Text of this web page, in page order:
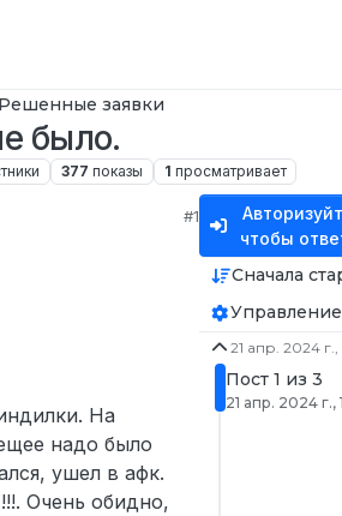
Решенные заявки
было.
377 показы 1 просматривает
#1
На
надо было
ушел в афк.
Очень обидно,
чтобы
Сначала
Управление
21 апр. 2024 г.,
Пост 1 из 3
21 апр. 2024 г.,